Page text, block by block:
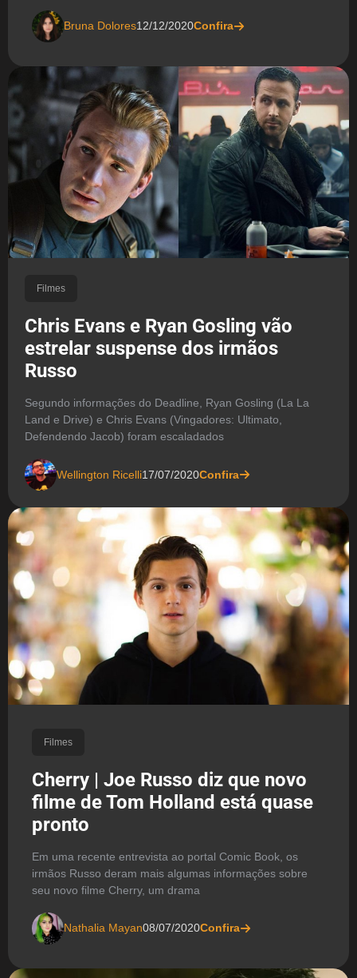
Bruna Dolores12/12/2020Confira
Filmes
Chris Evans e Ryan Gosling vão
estrelar suspense dos irmãos
Russo
Segundo informações do Deadline, Ryan Gosling (La La
Land e Drive) e Chris Evans (Vingadores: Ultimato,
Defendendo Jacob) foram escaladados
Wellington Ricelli17/07/2020Confira
Filmes
Cherry | Joe Russo diz que novo
filme de Tom Holland está quase
pronto
Em uma recente entrevista ao portal Comic Book, os
irmãos Russo deram mais algumas informações sobre
seu novo filme Cherry, um drama
Nathalia Mayan08/07/2020Confira